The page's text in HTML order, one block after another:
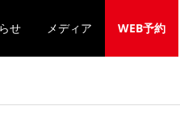
せ メディア WEB予約